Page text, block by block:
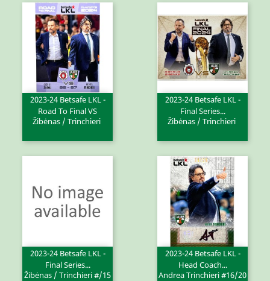
2023-24 Betsafe LKL -
Road To Final VS
Žibėnas / Trinchieri
2023-24 Betsafe LKL -
Final Series...
Žibėnas / Trinchieri
2023-24 Betsafe LKL -
Final Series...
Žibėnas / Trinchieri #/15
2023-24 Betsafe LKL -
Head Coach...
Andrea Trinchieri #16/20